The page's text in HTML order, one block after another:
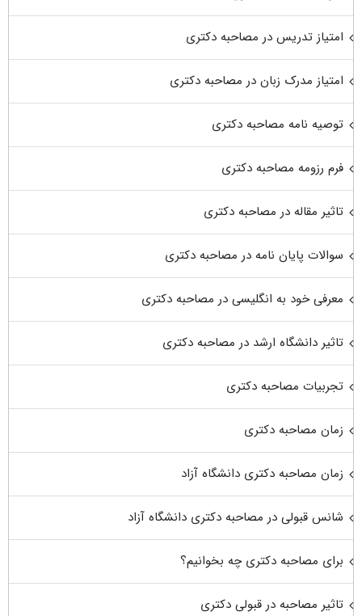
امتیاز تدریس در مصاحبه دکتری
امتیاز مدرک زبان در مصاحبه دکتری
توصیه نامه مصاحبه دکتری
فرم رزومه مصاحبه دکتری
تاثیر مقاله در مصاحبه دکتری
سوالات پایان نامه در مصاحبه دکتری
معرفی خود به انگلیسی در مصاحبه دکتری
تاثیر دانشگاه ارشد در مصاحبه دکتری
تجربیات مصاحبه دکتری
زمان مصاحبه دکتری
زمان مصاحبه دکتری دانشگاه آزاد
شانس قبولی در مصاحبه دکتری دانشگاه آزاد
برای مصاحبه دکتری چه بخوانیم؟
تاثیر مصاحبه در قبولی دکتری